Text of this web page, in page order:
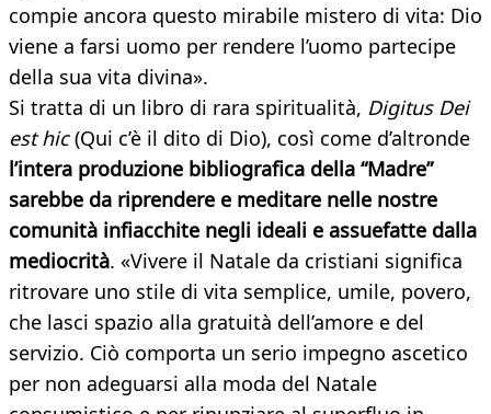
compie ancora questo mirabile mistero di vita: Dio
viene a farsi uomo per rendere l’uomo partecipe
della sua vita divina».
Si tratta di un libro di rara spiritualità, Digitus Dei
est hic(Qui c’è il dito di Dio), così come d’altronde
l’intera produzione bibliografica della “Madre”
sarebbe da riprendere e meditare nelle nostre
comunità infiacchite negli ideali e assuefatte dalla
mediocrità. «Vivere il Natale da cristiani significa
ritrovare uno stile di vita semplice, umile, povero,
che lasci spazio alla gratuità dell’amore e del
servizio. Ciò comporta un serio impegno ascetico
per non adeguarsi alla moda del Natale